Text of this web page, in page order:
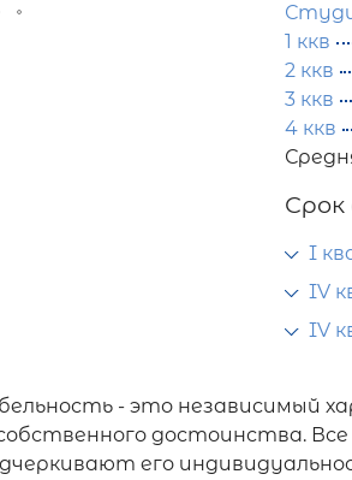
1 ккв
2 ккв
3 ккв
4 ккв
Срок
I
IV
IV
- это независимый
достоинства.
его